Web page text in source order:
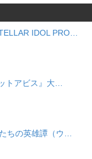
IDOL PRO…
トアビス』大…
ちの英雄譚（ウ…